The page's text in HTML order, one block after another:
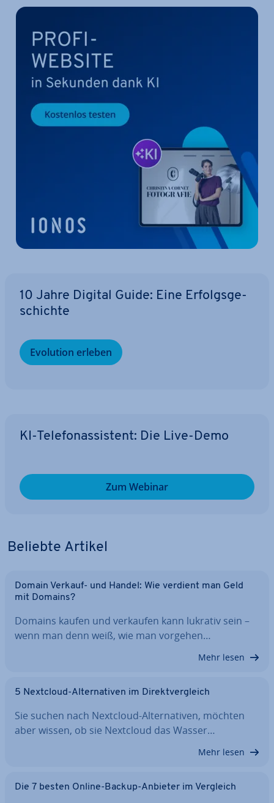
10 Jahre Digital Guide: Eine Er­folgs­ge­
schich­te
Evolution erleben
KI-Te­le­fon­as­sis­tent: Die Live-Demo
Zum Webinar
Beliebte Artikel
Domain Verkauf- und Handel: Wie verdient man Geld
mit Domains?
Domains kaufen und verkaufen kann lukrativ sein –
wenn man denn weiß, wie man vorgehen…
Mehr lesen
5 Nextcloud-Al­ter­na­ti­ven im Di­rekt­ver­gleich
Sie suchen nach Nextcloud-Al­ter­na­ti­ven, möchten
aber wissen, ob sie Nextcloud das Wasser…
Mehr lesen
Die 7 besten Online-Backup-Anbieter im Vergleich